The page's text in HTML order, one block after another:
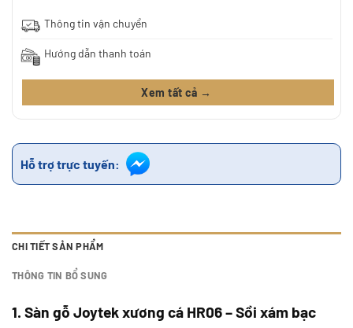
Thông tin vận chuyển
Hướng dẫn thanh toán
Xem tất cả →
Hỗ trợ trực tuyến:
CHI TIẾT SẢN PHẨM
THÔNG TIN BỔ SUNG
1. Sàn gỗ Joytek xương cá HR06 – Sồi xám bạc